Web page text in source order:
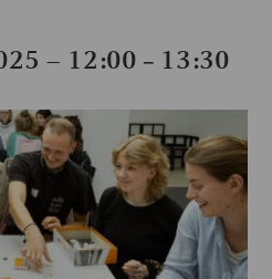
– 12:00 – 13:30